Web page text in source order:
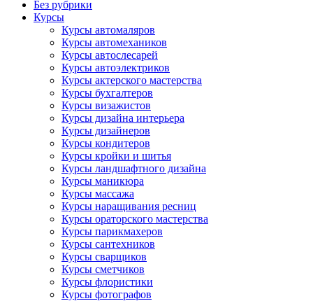
Без рубрики
Курсы
Курсы автомаляров
Курсы автомехаников
Курсы автослесарей
Курсы автоэлектриков
Курсы актерского мастерства
Курсы бухгалтеров
Курсы визажистов
Курсы дизайна интерьера
Курсы дизайнеров
Курсы кондитеров
Курсы кройки и шитья
Курсы ландшафтного дизайна
Курсы маникюра
Курсы массажа
Курсы наращивания ресниц
Курсы ораторского мастерства
Курсы парикмахеров
Курсы сантехников
Курсы сварщиков
Курсы сметчиков
Курсы флористики
Курсы фотографов